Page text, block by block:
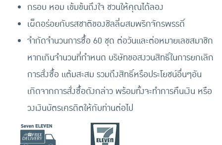
กรอบ หอม เข้มข้นถึงใจ ชวนให้คุณได้ลอง
เผ็ดอร่อยกับรสชาติของชิลลี่ผสมพริกจักรพรรดิ์
จำกัดจำนวนการซื้อ 60 ชุด ต่อวันและต่อหมายเลขสมาชิก
หากเกินจำนวนที่กำหนด บริษัทขอสงวนสิทธิ์ในการยกเลิก
การสั่งซื้อ แต้มสะสม รวมถึงสิทธิ์หรือประโยชน์อื่นๆอัน
เกิดจากการสั่งซื้อดังกล่าว พร้อมทั้งจะทำการคืนเงิน หรือ
วงเงินบัตรเครดิตให้กับท่านต่อไป